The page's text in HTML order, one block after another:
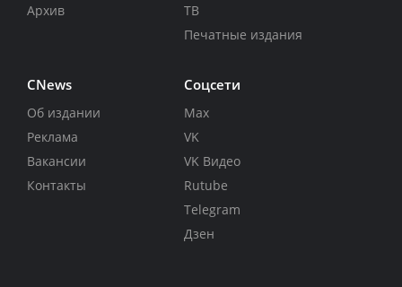
Архив
ТВ
Печатные издания
CNews
Об издании
Реклама
Вакансии
Контакты
Соцсети
Max
VK
VK Видео
Rutube
Telegram
Дзен